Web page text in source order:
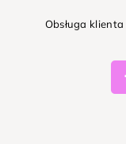
Obsługa klienta